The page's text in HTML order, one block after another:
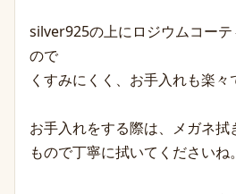
silver925の上にロジウムコー
ので
くすみにくく、お手入れも楽々
お手入れをする際は、メガネ拭
もので丁寧に拭いてくださいね。